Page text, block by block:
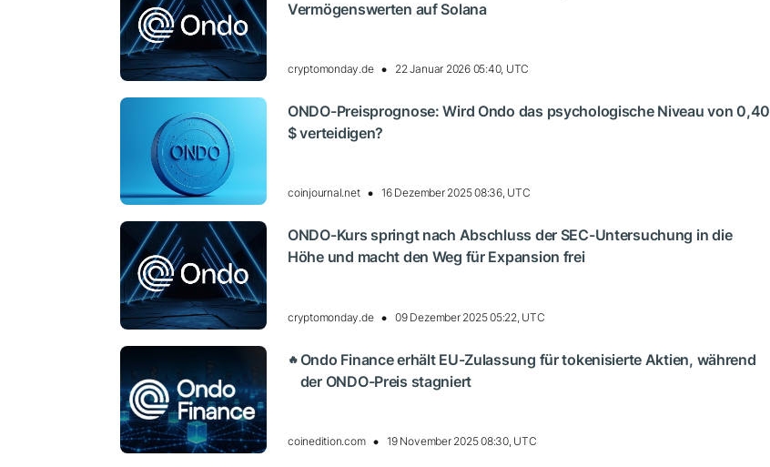
Vermögenswerten auf Solana
cryptomonday.de 22 Januar 2026 05:40, UTC
ONDO-Preisprognose: Wird Ondo das psychologische Niveau von 0,40
$ verteidigen?
coinjournal.net 16 Dezember 2025 08:36, UTC
ONDO-Kurs springt nach Abschluss der SEC-Untersuchung in die
Höhe und macht den Weg für Expansion frei
cryptomonday.de 09 Dezember 2025 05:22, UTC
🔥 Ondo Finance erhält EU-Zulassung für tokenisierte Aktien, während
der ONDO-Preis stagniert
coinedition.com 19 November 2025 08:30, UTC